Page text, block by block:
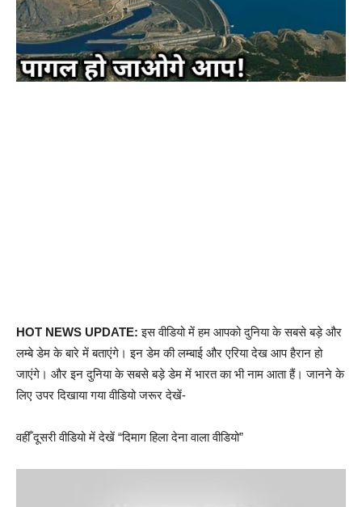
HOT NEWS UPDATE: इस वीडियो में हम आपको दुनिया के सबसे बड़े और
लम्बे डेम के बारे में बताएंगे। इन डेम की लम्बाई और एरिया देख आप हैरान हो
जाएंगे। और इन दुनिया के सबसे बड़े डेम में भारत का भी नाम आता हैं। जानने के
लिए उपर दिखाया गया वीडियो जरूर देखें-
वहीँ दूसरी वीडियो में देखें “दिमाग हिला देना वाला वीडियो”